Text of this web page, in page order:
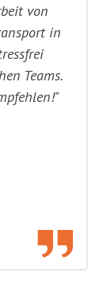
von
in
Teams.